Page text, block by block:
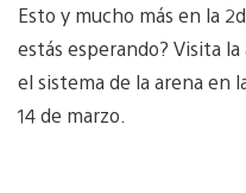
Esto y mucho más en la
estás esperando? Visita
el sistema de la arena en
14 de marzo.